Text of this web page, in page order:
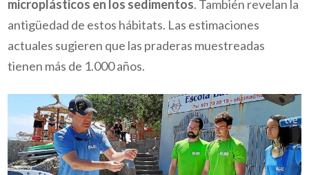
microplásticos en los sedimentos. También revelan la
antigüedad de estos hábitats. Las estimaciones
actuales sugieren que las praderas muestreadas
tienen más de 1.000 años.